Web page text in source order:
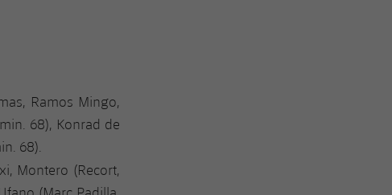
Ramos Mingo,
68), Konrad de
68).
Montero (Recort,